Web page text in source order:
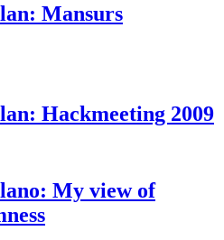
Mansurs
Hackmeeting 2009
My view of